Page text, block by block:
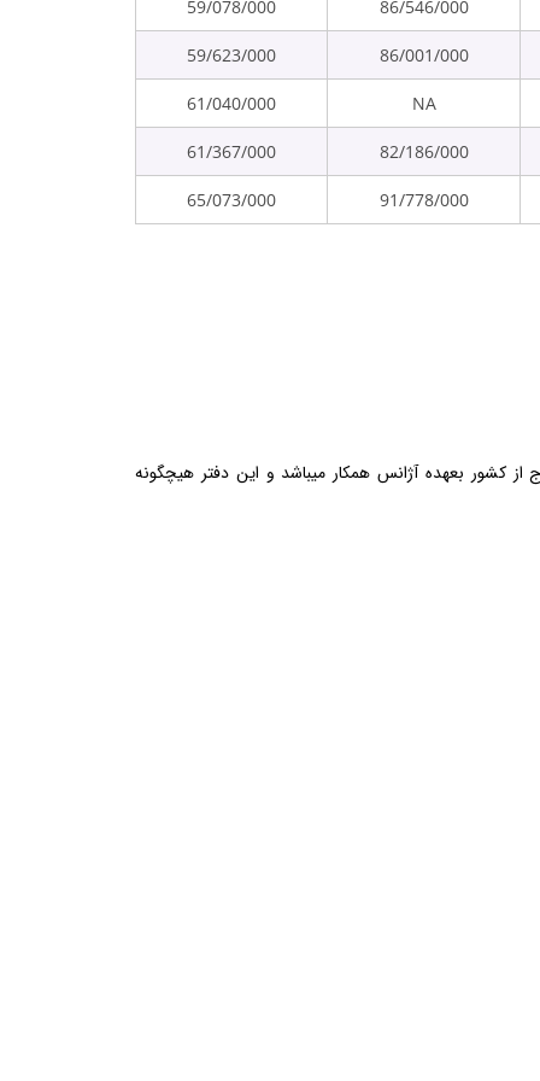
86/546/000
59/078/000
86/001/000
59/623/000
NA
61/040/000
82/186/000
61/367/000
91/778/000
65/073/000
کشور بعهده آژانس همکار میباشد و این دفتر هیچگونه